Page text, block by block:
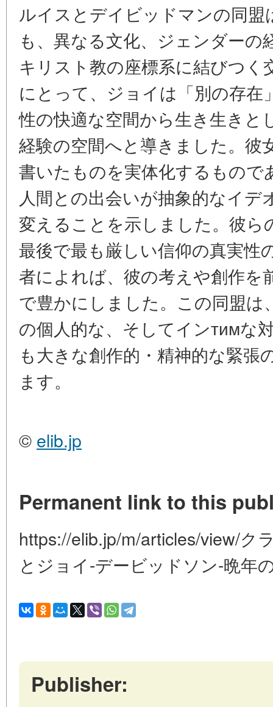
ルイスとデイビッドマンの同
も、異なる文化、ジェンダーの
キリスト教の座標系に結びつ
にとって、ジョイは「別の存在
性の快適な空間から生き生きと
経験の空間へと導きました。彼
書いたものを実体化するもので
人間との出会いが抽象的なイデ
変えることを示しました。彼
最後で最も厳しい信仰の真実性
者によれば、彼の考えや創作を
で豊かにしました。この同盟は
の個人的な、そしてインтимな
も大きな創作的・精神的な緊
ます。
© elib.jp
Permanent link to this
https://elib.jp/m/articles/view/ク
とジョイ-デービッドソン-晩年
Publisher: